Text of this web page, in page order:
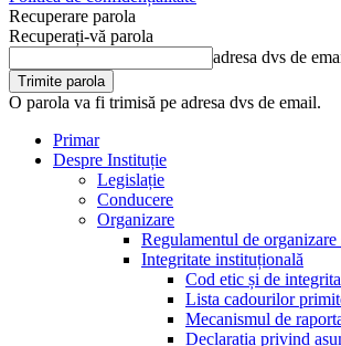
Recuperare parola
Recuperați-vă parola
adresa dvs de
O parola va fi trimisă pe adresa dvs de email.
Primar
Despre Instituție
Legislație
Conducere
Organizare
Regulamentul de
Integritate instituțională
Cod etic și de
Lista cadourilor
Mecanismul de
Declarația privind